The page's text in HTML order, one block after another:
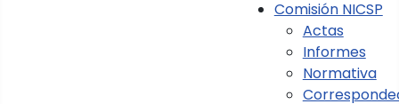
Comisión NICSP
Actas
Informes
Normativa